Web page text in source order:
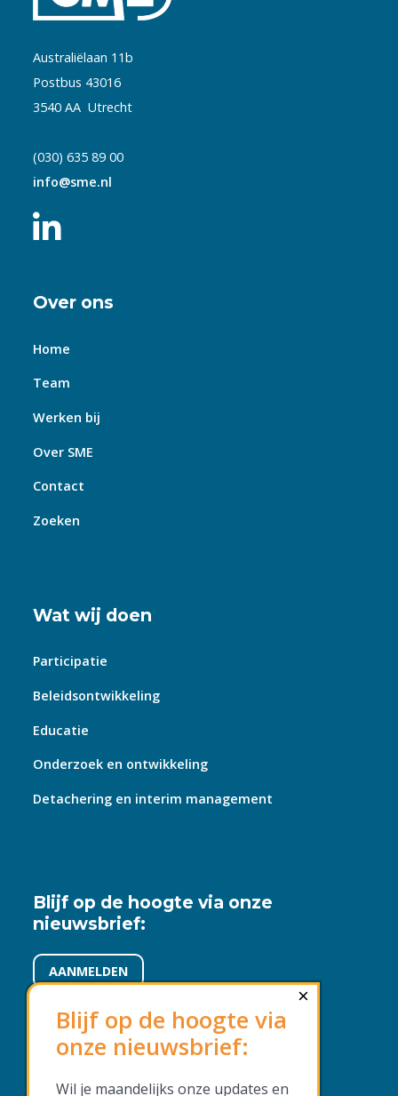
Australiëlaan 11b
Postbus 43016
3540 AA Utrecht
(030) 635 89 00
info@sme.nl
Over ons
Home
Team
Werken bij
Over SME
Contact
Zoeken
Wat wij doen
Participatie
Beleidsontwikkeling
Educatie
Onderzoek en ontwikkeling
Detachering en interim management
Blijf op de hoogte via onze
nieuwsbrief:
AANMELDEN
Voorwaarden en beleid
×
Blijf op de hoogte via
onze nieuwsbrief:
Wil je maandelijks onze updates en